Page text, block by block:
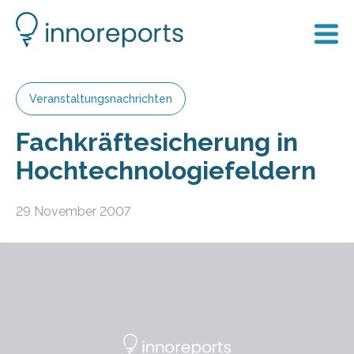
Veranstaltungsnachrichten
Fachkräftesicherung in
Hochtechnologiefeldern
29 November 2007